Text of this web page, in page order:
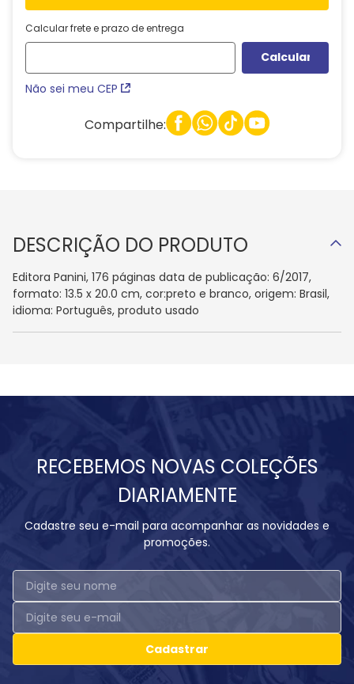
Calcular frete e prazo de entrega
Não sei meu CEP
Compartilhe:
DESCRIÇÃO DO PRODUTO
Editora Panini, 176 páginas data de publicação: 6/2017,
formato: 13.5 x 20.0 cm, cor:preto e branco, origem: Brasil,
idioma: Português, produto usado
RECEBEMOS NOVAS COLEÇÕES
DIARIAMENTE
Cadastre seu e-mail para acompanhar as novidades e
promoções.
Cadastrar